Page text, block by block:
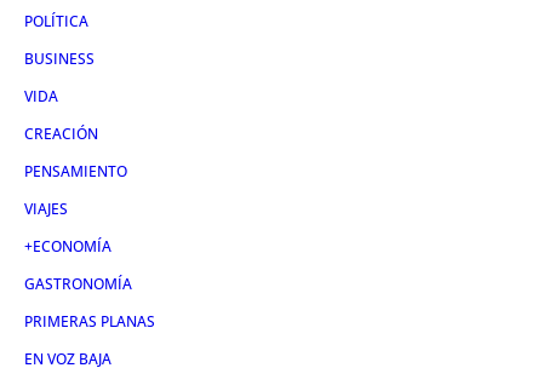
POLÍTICA
BUSINESS
VIDA
CREACIÓN
PENSAMIENTO
VIAJES
+ECONOMÍA
GASTRONOMÍA
PRIMERAS PLANAS
EN VOZ BAJA